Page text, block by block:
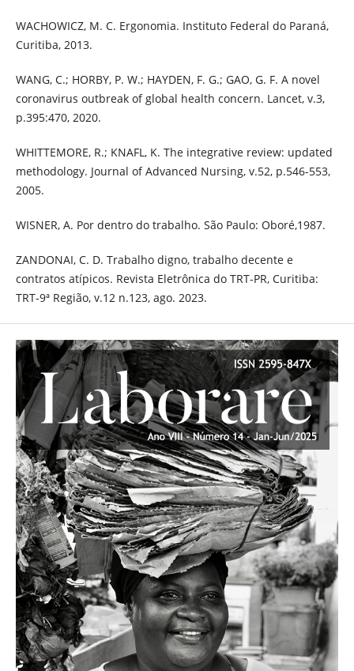
WACHOWICZ, M. C. Ergonomia. Instituto Federal do Paraná,
Curitiba, 2013.
WANG, C.; HORBY, P. W.; HAYDEN, F. G.; GAO, G. F. A novel
coronavirus outbreak of global health concern. Lancet, v.3,
p.395:470, 2020.
WHITTEMORE, R.; KNAFL, K. The integrative review: updated
methodology. Journal of Advanced Nursing, v.52, p.546-553,
2005.
WISNER, A. Por dentro do trabalho. São Paulo: Oboré,1987.
ZANDONAI, C. D. Trabalho digno, trabalho decente e
contratos atípicos. Revista Eletrônica do TRT-PR, Curitiba:
TRT-9ª Região, v.12 n.123, ago. 2023.